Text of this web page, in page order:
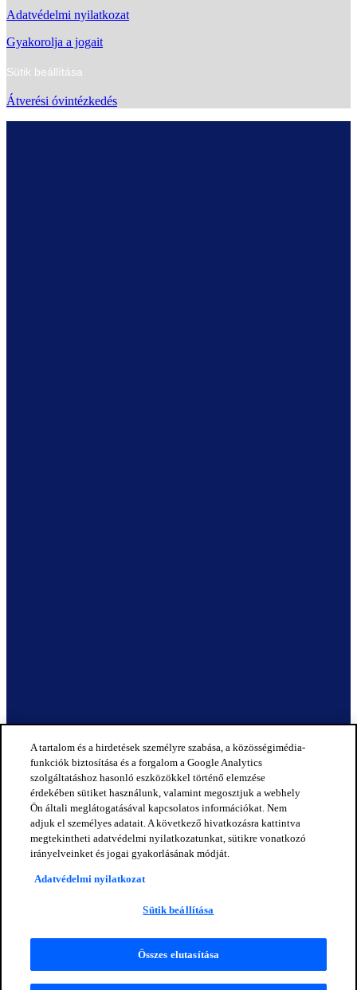
Adatvédelmi nyilatkozat
Gyakorolja a jogait
Sütik beállítása
Átverési óvintézkedés
© 2025 OPENLANE. Minden jog fenntartva.
A tartalom és a hirdetések személyre szabása, a közösségimédia-
funkciók biztosítása és a forgalom a Google Analytics
szolgáltatáshoz hasonló eszközökkel történő elemzése
érdekében sütiket használunk, valamint megosztjuk a webhely
Ön általi meglátogatásával kapcsolatos információkat. Nem
adjuk el személyes adatait. A következő hivatkozásra kattintva
megtekintheti adatvédelmi nyilatkozatunkat, sütikre vonatkozó
irányelveinket és jogai gyakorlásának módját.
Adatvédelmi nyilatkozat
Sütik beállítása
Összes elutasítása